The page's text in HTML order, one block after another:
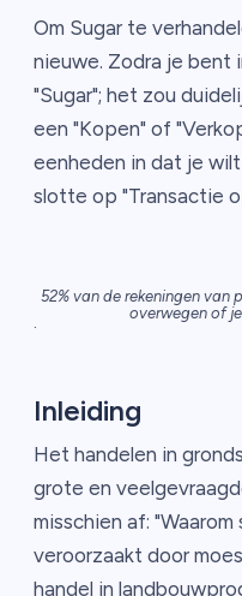
Om Sugar te
nieuwe. Zodra je bent
"Sugar"; het zou
een "Kopen" of
eenheden in dat je
slotte op "Transactie
52% van de rekeningen van
overwegen of
.
Inleiding
Het handelen in
grote en
misschien af:
veroorzaakt door
handel in